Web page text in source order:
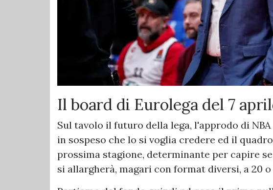
Il board di Eurolega del 7
Sul tavolo il futuro della lega, l'approdo di
in sospeso che lo si voglia credere ed il
prossima stagione, determinante per capire
si allargherà, magari con format diversi, a 20